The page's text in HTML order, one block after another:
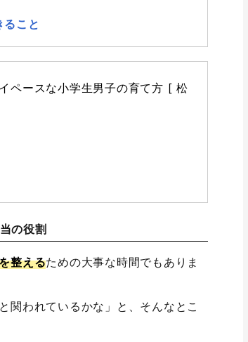
こと
ペースな小学生男子の育て方 [ 松
の役割
整えるための大事な時間でもありま
関われているかな」と、そんなとこ